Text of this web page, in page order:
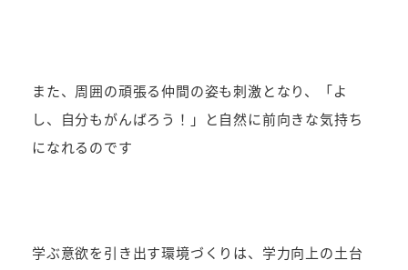
また、周囲の頑張る仲間の姿も刺激となり、「よ
し、自分もがんばろう！」と自然に前向きな気持ち
になれるのです
学ぶ意欲を引き出す環境づくりは、学力向上の土台